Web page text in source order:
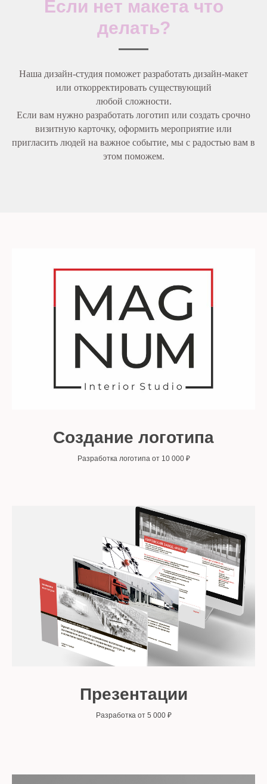
Если нет макета что
делать?
Наша дизайн-студия поможет разработать дизайн-макет
или откорректировать существующий
любой сложности.
Если вам нужно разработать логотип или создать срочно
визитную карточку, оформить мероприятие или
пригласить людей на важное событие, мы с радостью вам в
этом поможем.
Создание логотипа
Разработка логотипа от 10 000 ₽
Презентации
Разработка от 5 000 ₽